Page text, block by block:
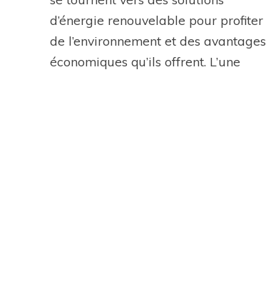
d’énergie renouvelable pour profiter
de l’environnement et des avantages
économiques qu’ils offrent. L’une